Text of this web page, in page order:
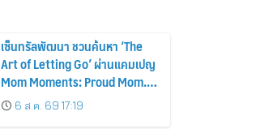
เซ็นทรัลพัฒนา ชวนค้นหา ‘The
Art of Letting Go’ ผ่านแคมเปญ
Mom Moments: Proud Mom.
Proud of My Mom.
6 ส.ค. 69 17:19